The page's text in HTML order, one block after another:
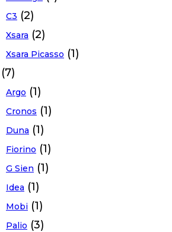
C3 (2)
Xsara (2)
Xsara Picasso (1)
(7)
Argo (1)
Cronos (1)
Duna (1)
Fiorino (1)
G Sien (1)
Idea (1)
Mobi (1)
Palio (3)